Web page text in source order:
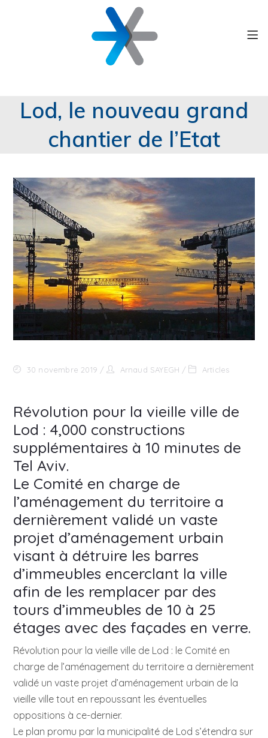
Lod, le nouveau grand
chantier de l’Etat
30 novembre 2019 Arnaud SAYEGH Articles
Révolution pour la vieille ville de
Lod : 4,000 constructions
supplémentaires à 10 minutes de
Tel Aviv.
Le Comité en charge de
l’aménagement du territoire a
dernièrement validé un vaste
projet d’aménagement urbain
visant à détruire les barres
d’immeubles encerclant la ville
afin de les remplacer par des
tours d’immeubles de 10 à 25
étages avec des façades en verre.
Révolution pour la vieille ville de Lod : le Comité en
charge de l’aménagement du territoire a dernièrement
validé un vaste projet d’aménagement urbain de la
vieille ville tout en repoussant les éventuelles
oppositions à ce-dernier.
Le plan promu par la municipalité de Lod s’étendra sur